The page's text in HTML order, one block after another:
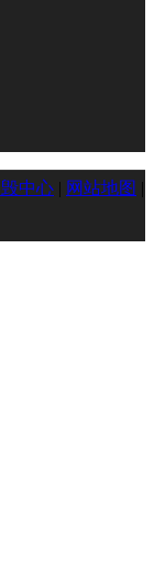
中心 | 网站地图 |